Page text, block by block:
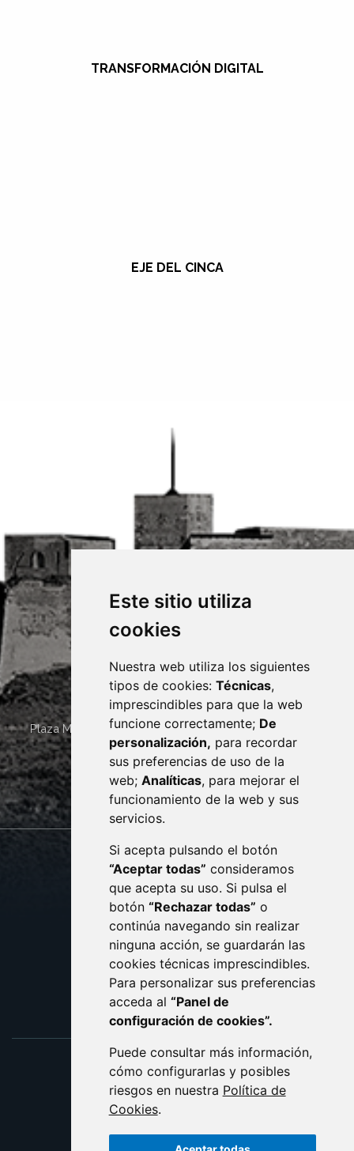
Este sitio utiliza
cookies
Nuestra web utiliza los siguientes
tipos de cookies: Técnicas,
imprescindibles para que la web
funcione correctamente; De
personalización, para recordar
sus preferencias de uso de la
web; Analíticas, para mejorar el
funcionamiento de la web y sus
servicios.
Si acepta pulsando el botón
“Aceptar todas” consideramos
que acepta su uso. Si pulsa el
botón “Rechazar todas” o
continúa navegando sin realizar
ninguna acción, se guardarán las
cookies técnicas imprescindibles.
Para personalizar sus preferencias
acceda al “Panel de
configuración de cookies”.
Puede consultar más información,
cómo configurarlas y posibles
riesgos en nuestra Política de
Cookies.
TRANSFORMACIÓN DIGITAL
EJE DEL CINCA
Plaza Mayor 4 22400 MONZÓN - ARAGÓN (ESPAÑA)
· (34) 974 400 700 ·
sac@monzon.es
monzon.es
CONTACTO
AVISO LEGAL
PROTECCIÓN DE DATOS
POLÍTICA DE COOKIES
ACCESIBILIDAD
ENLACE EXTERNO AL